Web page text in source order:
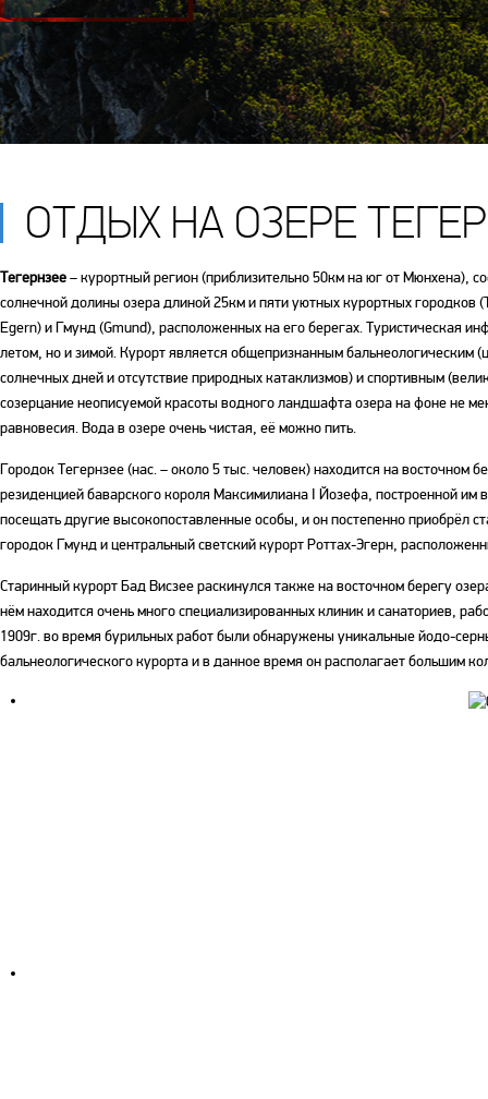
ОТДЫХ НА ОЗЕРЕ
Тегернзее– курортный регион (приблизительно 50км на юг от Мюнхена),
солнечной долины озера длиной 25км и пяти уютных курортных городков
Egern) и Гмунд (Gmund), расположенных на его берегах. Туристическая
летом, но и зимой. Курорт является общепризнанным бальнеологическим
солнечных дней и отсутствие природных катаклизмов) и спортивным
созерцание неописуемой красоты водного ландшафта озера на фоне не
равновесия. Вода в озере очень чистая, её можно пить.
Городок Тегернзее (нас. – около 5 тыс. человек) находится на восточном
резиденцией баварского короля Максимилиана I Йозефа, построенной им
посещать другие высокопоставленные особы, и он постепенно приобрёл
городок Гмунд и центральный светский курорт Роттах-Эгерн,
Старинный курорт Бад Висзее раскинулся также на восточном берегу
нём находится очень много специализированных клиник и санаториев,
1909г. во время бурильных работ были обнаружены уникальные йодо-
бальнеологического курорта и в данное время он располагает большим